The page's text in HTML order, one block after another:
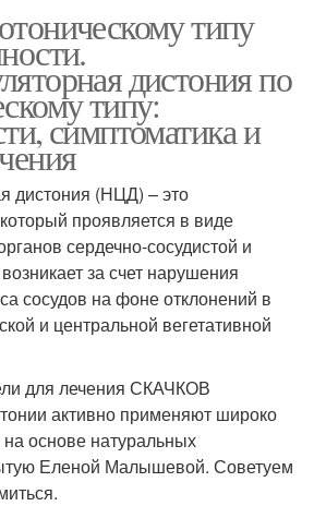
типу
дистония по
типу:
симптоматика и
дистония (НЦД) – это
проявляется в виде
сердечно-сосудистой и
за счет нарушения
сосудов на фоне отклонений в
и центральной вегетативной
для лечения СКАЧКОВ
активно применяют широко
основе натуральных
Еленой Малышевой. Советуем